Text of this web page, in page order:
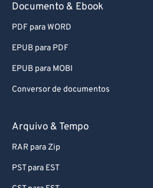
Documento & Ebook
PDF para WORD
EPUB para PDF
EPUB para MOBI
Conversor de documentos
Arquivo & Tempo
RAR para Zip
PST para EST